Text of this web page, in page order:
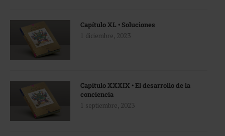
Capítulo XL • Soluciones
1 diciembre, 2023
Capítulo XXXIX • El desarrollo de la
conciencia
1 septiembre, 2023